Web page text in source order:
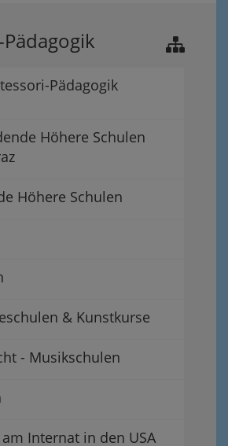
Pädagogik
Höhere Schulen
Höhere Schulen
& Kunstkurse
- Musikschulen
Internat in den USA